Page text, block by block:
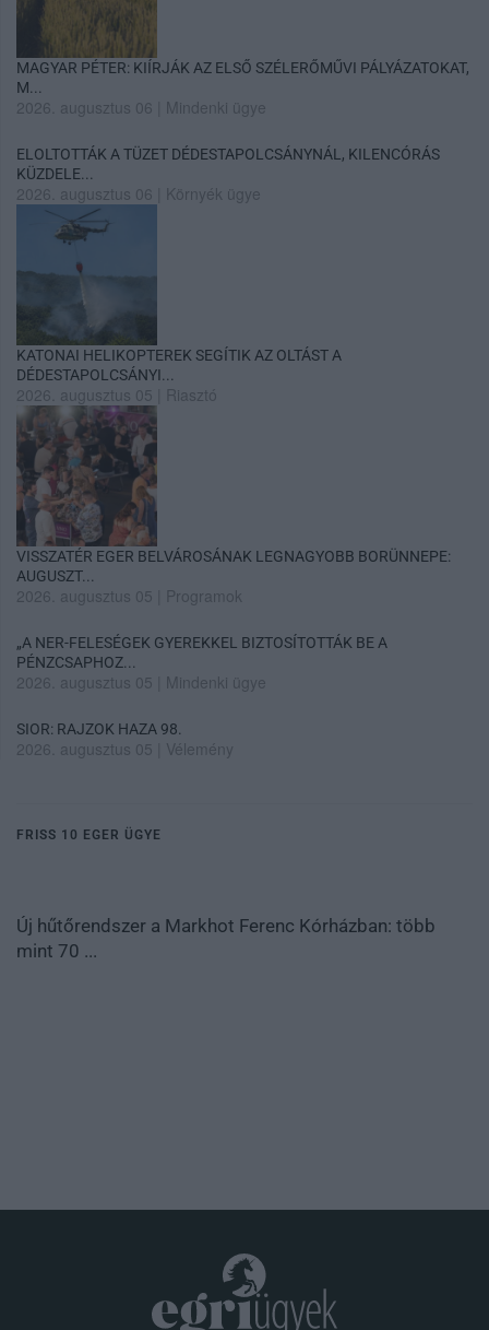
MAGYAR PÉTER: KIÍRJÁK AZ ELSŐ SZÉLERŐMŰVI PÁLYÁZATOKAT,
M...
2026. augusztus 06 Mindenki ügye
ELOLTOTTÁK A TÜZET DÉDESTAPOLCSÁNYNÁL, KILENCÓRÁS
KÜZDELE...
2026. augusztus 06 Környék ügye
KATONAI HELIKOPTEREK SEGÍTIK AZ OLTÁST A
DÉDESTAPOLCSÁNYI...
2026. augusztus 05 Riasztó
VISSZATÉR EGER BELVÁROSÁNAK LEGNAGYOBB BORÜNNEPE:
AUGUSZT...
2026. augusztus 05 Programok
„A NER-FELESÉGEK GYEREKKEL BIZTOSÍTOTTÁK BE A
PÉNZCSAPHOZ...
2026. augusztus 05 Mindenki ügye
SIOR: RAJZOK HAZA 98.
2026. augusztus 05 Vélemény
FRISS 10 EGER ÜGYE
Új hűtőrendszer a Markhot Ferenc Kórházban: több
mint 70 ...